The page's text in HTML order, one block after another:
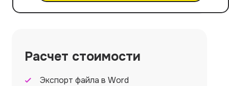
Расчет стоимости
Экспорт файла в Word